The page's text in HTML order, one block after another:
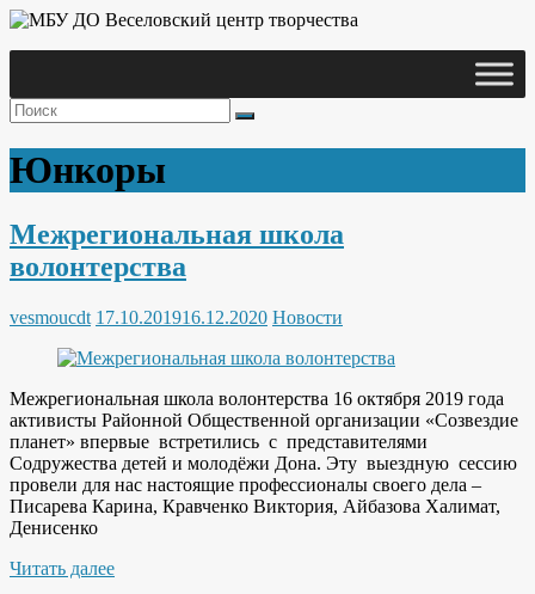
Skip
Веселовский
творчества
центр
творчества
Юнкоры
Межрегиональная школа
волонтерства
vesmoucdt 17.10.201916.12.2020 Новости
Межрегиональная школа волонтерства 16 октября 2019 года
активисты Районной Общественной организации «Созвездие
планет» впервые встретились с представителями
Содружества детей и молодёжи Дона. Эту выездную сессию
провели для нас настоящие профессионалы своего дела –
Писарева Карина, Кравченко Виктория, Айбазова Халимат,
Денисенко
Читать далее